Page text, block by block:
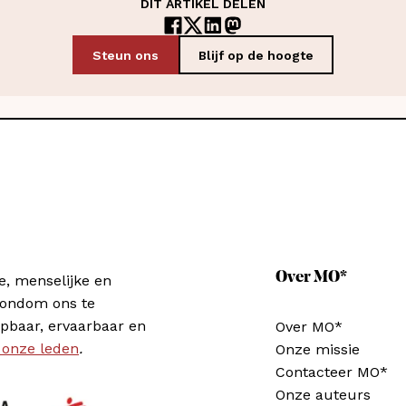
DIT ARTIKEL DELEN
Steun ons Blijf op de hoogte
menselijke en
ons te
ervaarbaar en
leden.
Over MO*
Over MO*
Onze missie
Contacteer MO*
Onze auteurs